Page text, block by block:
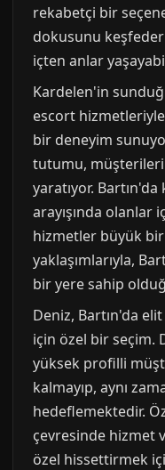
rekabetçi bir
dokusunu
içten anlar
Kardelen'in
escort hizmetleriyle
bir deneyim
tutumu,
yaratıyor.
arayışında olanlar
hizmetler büyük bir
yaklaşımlarıyla,
bir yere sahip
Deniz, Bartın'da
için özel bir seçim.
yüksek profilli
kalmayıp, aynı
hedeflemektedir.
çevresinde hizmet
özel hissettirmek